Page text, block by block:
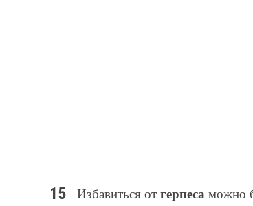
Избавиться от герпеса можно